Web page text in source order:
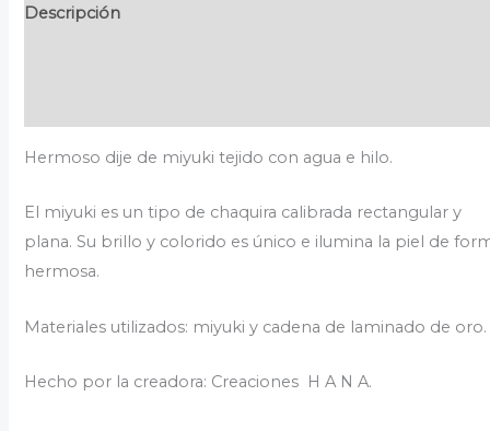
Descripción
Hermoso dije de miyuki tejido con agua e hilo.
El miyuki es un tipo de chaquira calibrada rectangular y
plana. Su brillo y colorido es único e ilumina la piel de
hermosa.
Materiales utilizados: miyuki y cadena de laminado de oro.
Hecho por la creadora: Creaciones H A N A.